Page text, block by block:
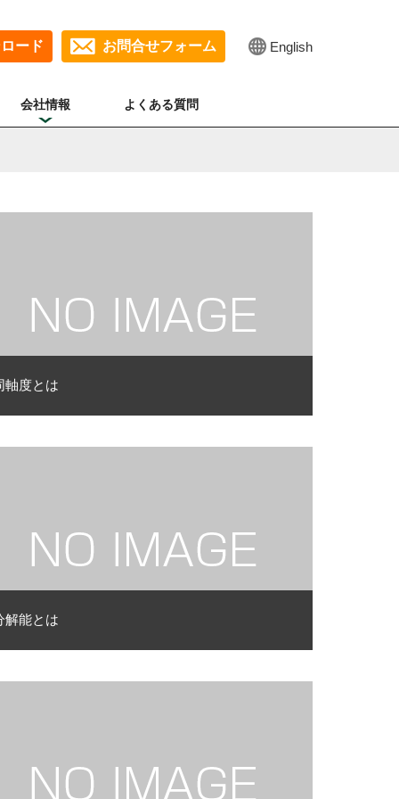
ード お問合せフォーム English
会社情報 よくある質問
軸度とは
解能とは